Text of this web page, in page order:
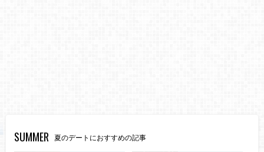
SUMMER 夏のデートにおすすめの記事